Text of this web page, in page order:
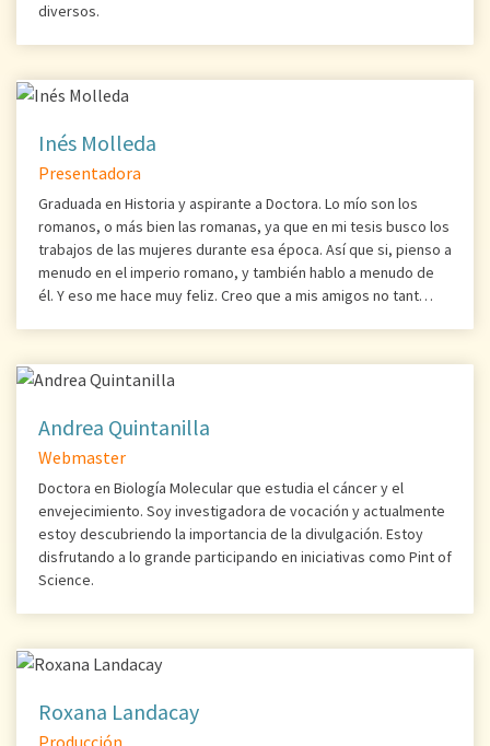
diversos.
Inés Molleda
Presentadora
Graduada en Historia y aspirante a Doctora. Lo mío son los
romanos, o más bien las romanas, ya que en mi tesis busco los
trabajos de las mujeres durante esa época. Así que si, pienso a
menudo en el imperio romano, y también hablo a menudo de
él. Y eso me hace muy feliz. Creo que a mis amigos no tant…
Andrea Quintanilla
Webmaster
Doctora en Biología Molecular que estudia el cáncer y el
envejecimiento. Soy investigadora de vocación y actualmente
estoy descubriendo la importancia de la divulgación. Estoy
disfrutando a lo grande participando en iniciativas como Pint of
Science.
Roxana Landacay